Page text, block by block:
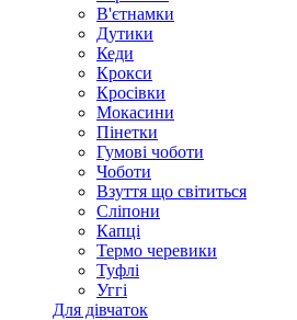
В'єтнамки
Дутики
Кеди
Крокси
Кросівки
Мокасини
Пінетки
Гумові чоботи
Чоботи
Взуття що світиться
Сліпони
Капці
Термо черевики
Туфлі
Уггі
Для дівчаток